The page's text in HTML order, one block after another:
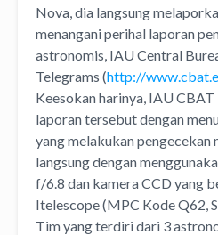
Nova, dia langsung
menangani perihal laporan
astronomis, IAU Central
Telegrams (http://
Keesokan harinya, IAU
laporan tersebut dengan
yang melakukan pengecekan
langsung dengan
f/6.8 dan kamera CCD yang
Itelescope (MPC Kode Q62,
Tim yang terdiri dari 3